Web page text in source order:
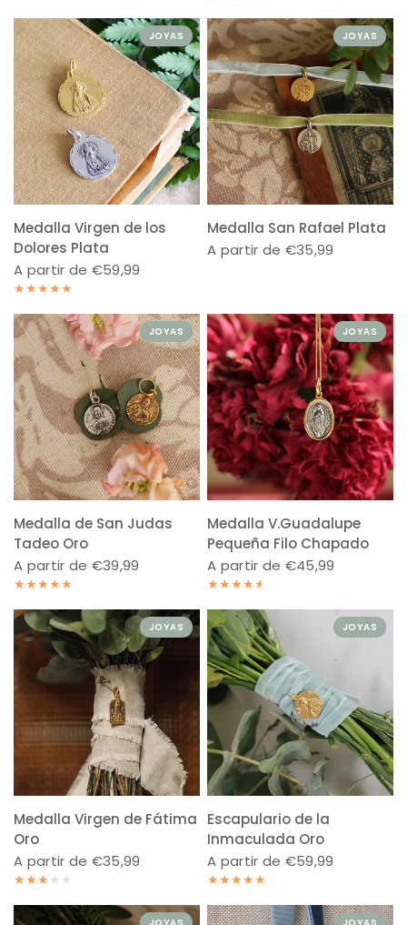
JOYAS
Medalla Virgen de los
Dolores Plata
A partir de €59,99
JOYAS
Medalla San Rafael Plata
A partir de €35,99
JOYAS
Medalla de San Judas
Tadeo Oro
A partir de €39,99
JOYAS
Medalla V.Guadalupe
Pequeña Filo Chapado
A partir de €45,99
JOYAS
Medalla Virgen de Fátima
Oro
A partir de €35,99
JOYAS
Escapulario de la
Inmaculada Oro
A partir de €59,99